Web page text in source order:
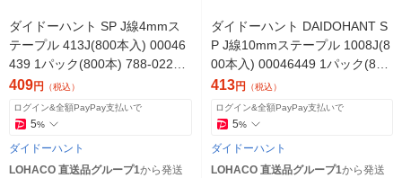
ダイドーハント SP J線4mmス
テープル 413J(800本入) 00046
439 1パック(800本) 788-0227
（直送品）
409円 （税込）
ログイン&全額PayPay支払いで
5%
ダイドーハント
LOHACO 直送品グループ1から発送
ダイドーハント DAIDOHANT S
P J線10mmステープル 1008J(8
00本入) 00046449 1パック(800
本)（直送品）
413円 （税込）
ログイン&全額PayPay支払いで
5%
ダイドーハント
LOHACO 直送品グループ1から発送